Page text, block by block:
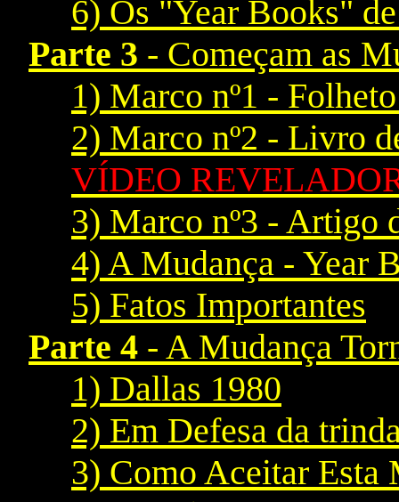
6) Os "Year Books"
Parte 3 - Começam as
1) Marco nº1 -
2) Marco nº2 - Livro
VÍDEO
3) Marco nº3 - Artigo
4) A Mudança - Year
5) Fatos Importantes
Parte 4 - A Mudança
1) Dallas 1980
2) Em Defesa da
3) Como Aceitar Esta